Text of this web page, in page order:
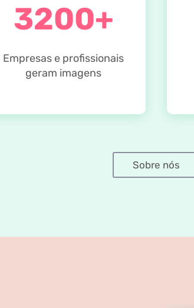
3200+
Empresas e profissionais
geram imagens
Sobre nós